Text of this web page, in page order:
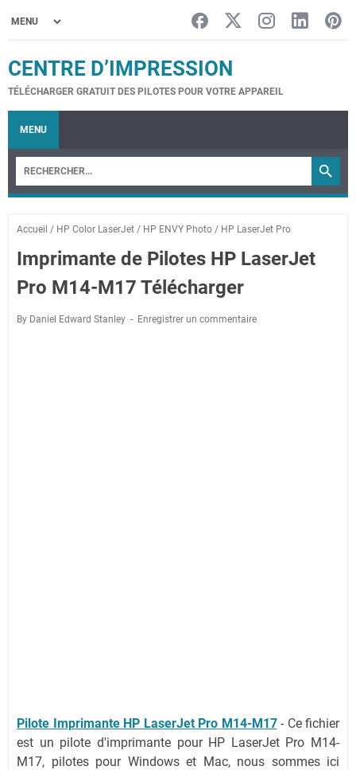
CENTRE D’IMPRESSION
TÉLÉCHARGER GRATUIT DES PILOTES POUR VOTRE APPAREIL
MENU
Accueil / HP Color LaserJet / HP ENVY Photo / HP LaserJet Pro
Imprimante de Pilotes HP LaserJet
Pro M14-M17 Télécharger
By Daniel Edward Stanley Enregistrer un commentaire
Pilote Imprimante HP LaserJet Pro M14-M17- Ce fichier
est un pilote d'imprimante pour HP LaserJet Pro M14-
M17, pilotes pour Windows et Mac, nous sommes ici